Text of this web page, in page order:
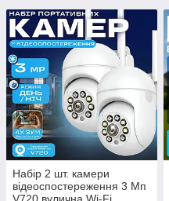
Набір 2 шт. камери
відеоспостереження 3 Мп